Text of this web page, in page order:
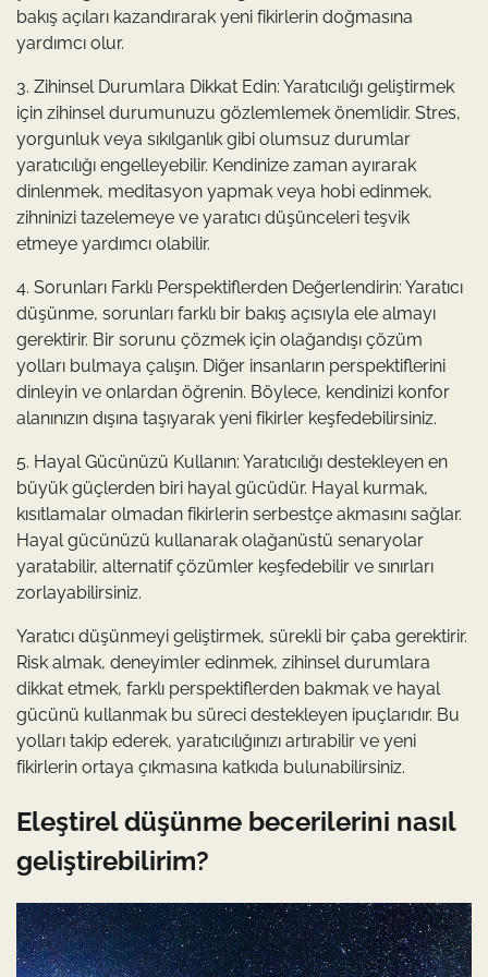
bakış açıları kazandırarak yeni fikirlerin doğmasına
yardımcı olur.
3. Zihinsel Durumlara Dikkat Edin: Yaratıcılığı geliştirmek
için zihinsel durumunuzu gözlemlemek önemlidir. Stres,
yorgunluk veya sıkılganlık gibi olumsuz durumlar
yaratıcılığı engelleyebilir. Kendinize zaman ayırarak
dinlenmek, meditasyon yapmak veya hobi edinmek,
zihninizi tazelemeye ve yaratıcı düşünceleri teşvik
etmeye yardımcı olabilir.
4. Sorunları Farklı Perspektiflerden Değerlendirin: Yaratıcı
düşünme, sorunları farklı bir bakış açısıyla ele almayı
gerektirir. Bir sorunu çözmek için olağandışı çözüm
yolları bulmaya çalışın. Diğer insanların perspektiflerini
dinleyin ve onlardan öğrenin. Böylece, kendinizi konfor
alanınızın dışına taşıyarak yeni fikirler keşfedebilirsiniz.
5. Hayal Gücünüzü Kullanın: Yaratıcılığı destekleyen en
büyük güçlerden biri hayal gücüdür. Hayal kurmak,
kısıtlamalar olmadan fikirlerin serbestçe akmasını sağlar.
Hayal gücünüzü kullanarak olağanüstü senaryolar
yaratabilir, alternatif çözümler keşfedebilir ve sınırları
zorlayabilirsiniz.
Yaratıcı düşünmeyi geliştirmek, sürekli bir çaba gerektirir.
Risk almak, deneyimler edinmek, zihinsel durumlara
dikkat etmek, farklı perspektiflerden bakmak ve hayal
gücünü kullanmak bu süreci destekleyen ipuçlarıdır. Bu
yolları takip ederek, yaratıcılığınızı artırabilir ve yeni
fikirlerin ortaya çıkmasına katkıda bulunabilirsiniz.
Eleştirel düşünme becerilerini nasıl
geliştirebilirim?